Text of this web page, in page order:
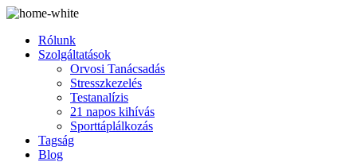
Rólunk
Szolgáltatások
Orvosi Tanácsadás
Stresszkezelés
Testanalízis
21 napos kihívás
Sporttáplálkozás
Tagság
Blog